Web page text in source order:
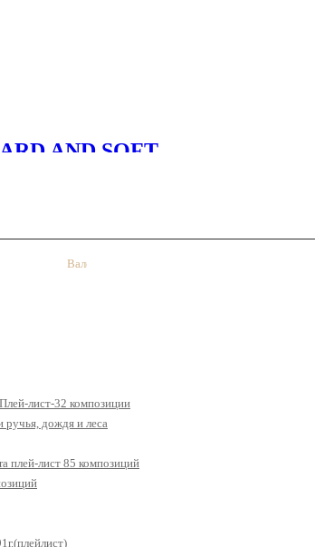
Валентина1
лист-32 композиции
ручья, дождя и леса
плей-лист 85 композиций